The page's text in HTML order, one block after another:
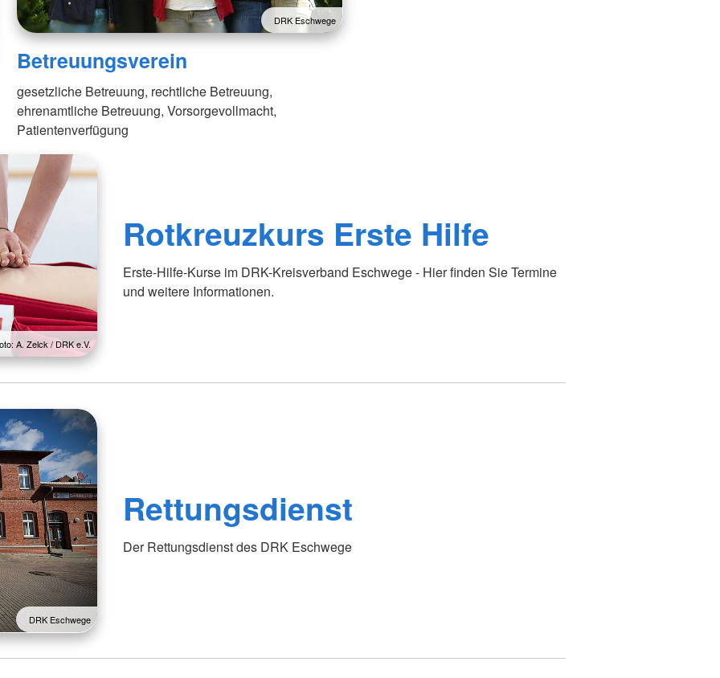
DRK Eschwege
Betreuungsverein
gesetzliche Betreuung, rechtliche Betreuung,
ehrenamtliche Betreuung, Vorsorgevollmacht,
Patientenverfügung
A. Zelck / DRK e.V.
Rotkreuzkurs Erste Hilfe
Erste-Hilfe-Kurse im DRK-Kreisverband Eschwege - Hier finden Sie Termine
und weitere Informationen.
DRK Eschwege
Rettungsdienst
Der Rettungsdienst des DRK Eschwege